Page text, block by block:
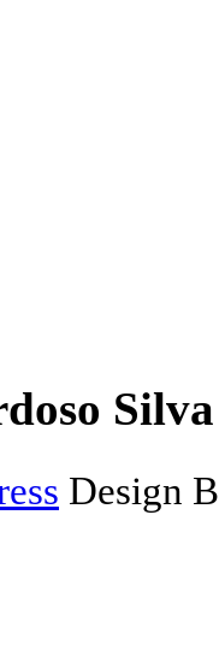
Design